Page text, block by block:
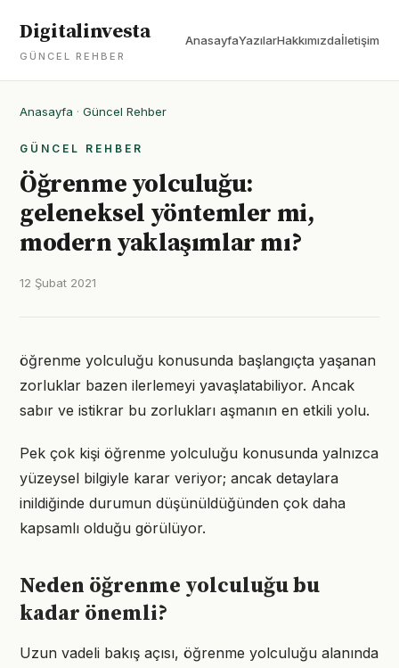
Digitalinvesta
GÜNCEL REHBER
AnasayfaYazılarHakkımızdaİletişim
Anasayfa · Güncel Rehber
GÜNCEL REHBER
Öğrenme yolculuğu:
geleneksel yöntemler mi,
modern yaklaşımlar mı?
12 Şubat 2021
öğrenme yolculuğu konusunda başlangıçta yaşanan
zorluklar bazen ilerlemeyi yavaşlatabiliyor. Ancak
sabır ve istikrar bu zorlukları aşmanın en etkili yolu.
Pek çok kişi öğrenme yolculuğu konusunda yalnızca
yüzeysel bilgiyle karar veriyor; ancak detaylara
inildiğinde durumun düşünüldüğünden çok daha
kapsamlı olduğu görülüyor.
Neden öğrenme yolculuğu bu
kadar önemli?
Uzun vadeli bakış açısı, öğrenme yolculuğu alanında